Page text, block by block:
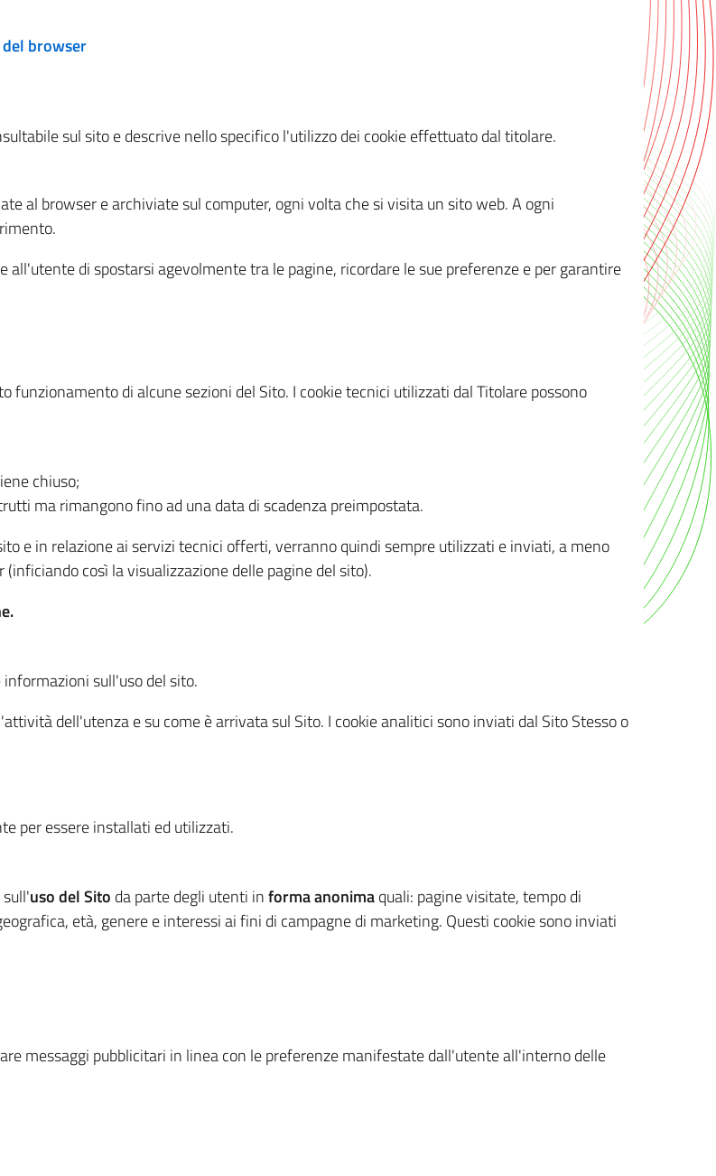
del browser
sul sito e descrive nello specifico l'utilizzo dei cookie effettuato dal titolare.
al browser e archiviate sul computer, ogni volta che si visita un sito web. A ogni
di spostarsi agevolmente tra le pagine, ricordare le sue preferenze e per garantire
di alcune sezioni del Sito. I cookie tecnici utilizzati dal Titolare possono
chiuso;
ma rimangono fino ad una data di scadenza preimpostata.
e in relazione ai servizi tecnici offerti, verranno quindi sempre utilizzati e inviati, a meno
così la visualizzazione delle pagine del sito).
sull'uso del sito.
dell'utenza e su come è arrivata sul Sito. I cookie analitici sono inviati dal Sito Stesso o
per essere installati ed utilizzati.
uso del Sito da parte degli utenti informa anonimaquali: pagine visitate, tempo di
età, genere e interessi ai fini di campagne di marketing. Questi cookie sono inviati
messaggi pubblicitari in linea con le preferenze manifestate dall'utente all'interno delle